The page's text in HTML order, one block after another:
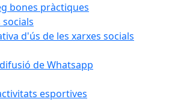
bones pràctiques
socials
d'ús de les xarxes socials
de Whatsapp
esportives